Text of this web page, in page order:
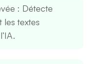
: Détecte
les textes